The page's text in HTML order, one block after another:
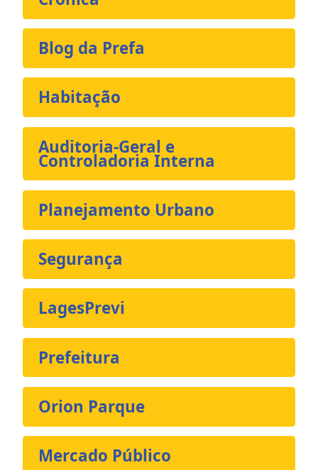
Blog da Prefa
Habitação
Auditoria-Geral e
Controladoria Interna
Planejamento Urbano
Segurança
LagesPrevi
Prefeitura
Orion Parque
Mercado Público